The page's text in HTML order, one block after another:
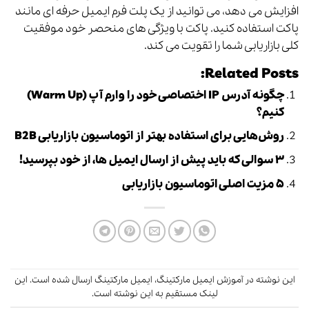
افزایش می دهد، می توانید از یک پلت فرم ایمیل حرفه ای مانند
پاکت استفاده کنید. پاکت با ویژگی های منحصر خود موفقیت
کلی بازاریابی شما را تقویت می کند.
Related Posts:
چگونه آدرس IP اختصاصی خود را وارم آپ (Warm Up)
کنیم؟
روش‌هایی برای استفاده بهتر از اتوماسیون بازاریابی B2B
۳ سوالی که باید پیش از ارسال ایمیل ها، از خود بپرسید!
۵ مزیت اصلی اتوماسیون بازاریابی
این نوشته درآموزش ایمیل مارکتینگ، ایمیل مارکتینگ ارسال شده است. این
لینکمستقیم به این نوشته است.